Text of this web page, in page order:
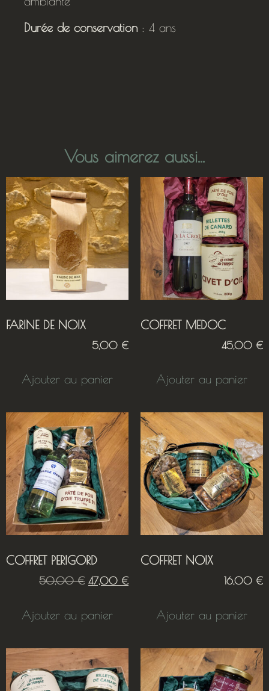
Durée de conservation : 4 ans
Vous aimerez aussi...
FARINE DE NOIX
5,00 €
Ajouter au panier
COFFRET MEDOC
45,00 €
Ajouter au panier
COFFRET PERIGORD
50,00€ 47,00 €
Ajouter au panier
COFFRET NOIX
16,00 €
Ajouter au panier